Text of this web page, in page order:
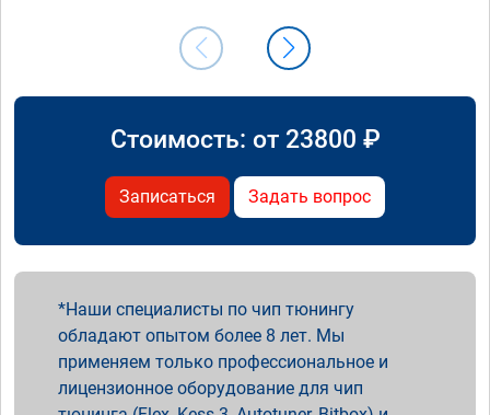
Стоимость: от 23800 ₽
Записаться Задать вопрос
Наши специалисты по чип тюнингу
обладают опытом более 8 лет. Мы
применяем только профессиональное и
лицензионное оборудование для чип